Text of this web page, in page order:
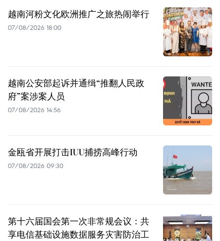
越南河粉文化欧洲推广之旅热闹举行
07/08/2026 18:00
越南公安部起诉并通缉“推翻人民政
府”案涉案人员
07/08/2026 14:56
金瓯省开展打击IUU捕捞高峰行动
07/08/2026 09:30
第十六届国会第一次非常规会议：共
享电信基础设施数据服务灾害防治工